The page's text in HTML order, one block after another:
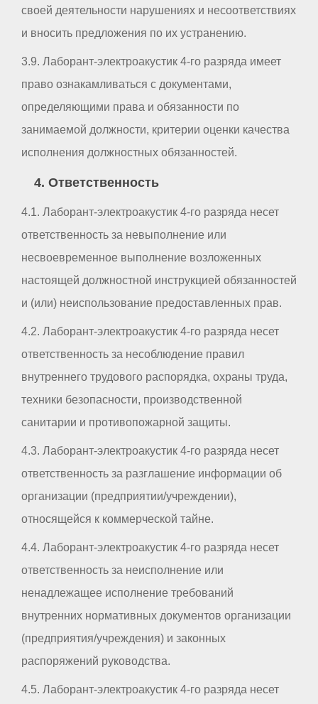
своей деятельности нарушениях и несоответствиях
и вносить предложения по их устранению.
3.9. Лаборант-электроакустик 4-го разряда имеет
право ознакамливаться с документами,
определяющими права и обязанности по
занимаемой должности, критерии оценки качества
исполнения должностных обязанностей.
4. Ответственность
4.1. Лаборант-электроакустик 4-го разряда несет
ответственность за невыполнение или
несвоевременное выполнение возложенных
настоящей должностной инструкцией обязанностей
и (или) неиспользование предоставленных прав.
4.2. Лаборант-электроакустик 4-го разряда несет
ответственность за несоблюдение правил
внутреннего трудового распорядка, охраны труда,
техники безопасности, производственной
санитарии и противопожарной защиты.
4.3. Лаборант-электроакустик 4-го разряда несет
ответственность за разглашение информации об
организации (предприятии/учреждении),
относящейся к коммерческой тайне.
4.4. Лаборант-электроакустик 4-го разряда несет
ответственность за неисполнение или
ненадлежащее исполнение требований
внутренних нормативных документов организации
(предприятия/учреждения) и законных
распоряжений руководства.
4.5. Лаборант-электроакустик 4-го разряда несет